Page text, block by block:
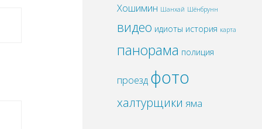
Хошимин Шанхай Шёнбрунн
видео идиоты история карта
панорама полиция
проезд фото
халтурщики яма